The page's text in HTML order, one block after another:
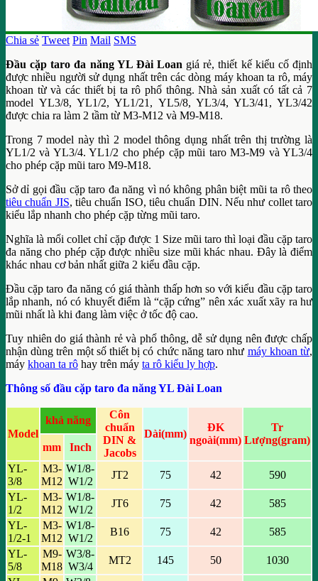
Chia sẻ Tweet Pin Mail SMS
Đầu cặp taro đa năng YL Đài Loan giá rẻ, thiết kế kiểu cố định
được nhiều người sử dụng nhất trên các dòng máy khoan ta rô, máy
khoan từ và các thiết bị ta rô phổ thông. Nhà sản xuất có tất cả 7
model YL3/8, YL1/2, YL1/21, YL5/8, YL3/4, YL3/41, YL3/42
được chia ra làm 2 tầm từ M3-M12 và M9-M18.
Trong 7 model này thì 2 model thông dụng nhất trên thị trường là
YL1/2 và YL3/4. YL1/2 cho phép cặp mũi taro M3-M9 và YL3/4
cho phép cặp mũi taro M9-M18.
Sở dỉ gọi đầu cặp taro đa năng vì nó không phân biệt mũi ta rô theo
tiêu chuẩn JIS, tiêu chuẩn ISO, tiêu chuẩn DIN. Nếu như collet taro
kiểu lắp nhanh cho phép cặp từng mũi taro.
Nghĩa là mổi collet chỉ cặp được 1 Size mũi taro thì loại đầu cặp taro
đa năng cho phép cặp được nhiều size mũi khác nhau. Đây là điểm
khác nhau cơ bản nhất giữa 2 kiểu đầu cặp.
Đầu cặp taro đa năng có giá thành thấp hơn so với kiểu đầu cặp taro
lắp nhanh, nó có khuyết điểm là “cặp cứng” nên xác xuất xãy ra hư
mũi nhất là khi đang làm việc ở tốc độ cao.
Tuy nhiên do giá thành rẻ và phổ thông, dễ sử dụng nên được chấp
nhận dùng trên một số thiết bị có chức năng taro như máy khoan từ,
máy khoan ta rô hay trên máy ta rô kiểu ly hợp.
Thông số đầu cặp taro đa năng YL Đài Loan
Model
khả năng
Côn
chuẩn
DIN &
Jacobs
Dài(mm)
ĐK
ngoài(mm)
Tr
Lượng(gram)
mm
Inch
YL-
3/8
M3-
M12
W1/8-
W1/2
JT2 75 42
590
YL-
1/2
M3-
M12
W1/8-
W1/2
JT6 75 42
585
YL-
1/2-1
M3-
M12
W1/8-
W1/2
B16 75 42
585
YL-
5/8
M9-
M18
W3/8-
W3/4
MT2 145 50
1030